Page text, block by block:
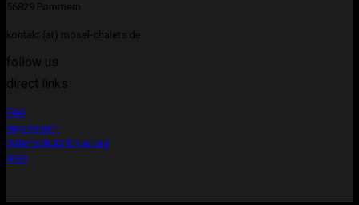
56829 Pommern
kontakt (at) mosel-chalets.de
follow us
direct links
FAQ
Impressum
Datenschutz Erklärung
AGB